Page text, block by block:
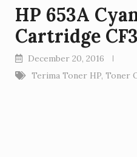
HP 653A
Cartridge
December 20, 2016
Terima Toner HP, Toner